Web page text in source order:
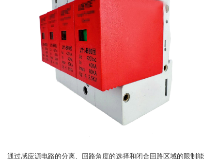
通过感应源电路的分离、回路角度的选择和闭合回路区域的限制能